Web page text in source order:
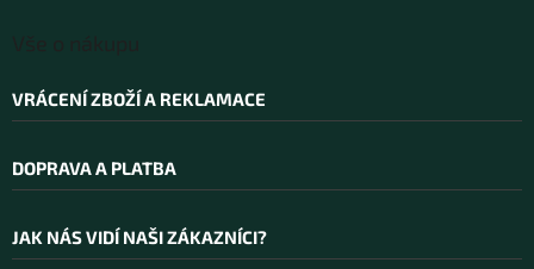
VRÁCENÍ ZBOŽÍ A REKLAMACE
DOPRAVA A PLATBA
JAK NÁS VIDÍ NAŠI ZÁKAZNÍCI?